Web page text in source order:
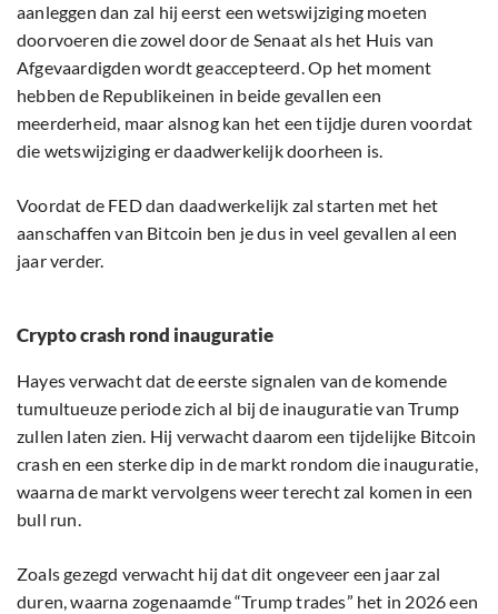
aanleggen dan zal hij eerst een wetswijziging moeten
doorvoeren die zowel door de Senaat als het Huis van
Afgevaardigden wordt geaccepteerd. Op het moment
hebben de Republikeinen in beide gevallen een
meerderheid, maar alsnog kan het een tijdje duren voordat
die wetswijziging er daadwerkelijk doorheen is.
Voordat de FED dan daadwerkelijk zal starten met het
aanschaffen van Bitcoin ben je dus in veel gevallen al een
jaar verder.
Crypto crash rond inauguratie
Hayes verwacht dat de eerste signalen van de komende
tumultueuze periode zich al bij de inauguratie van Trump
zullen laten zien. Hij verwacht daarom een tijdelijke Bitcoin
crash en een sterke dip in de markt rondom die inauguratie,
waarna de markt vervolgens weer terecht zal komen in een
bull run.
Zoals gezegd verwacht hij dat dit ongeveer een jaar zal
duren, waarna zogenaamde “Trump trades” het in 2026 een